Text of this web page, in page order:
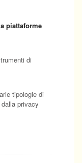
piattaforme
di
tipologie di
privacy